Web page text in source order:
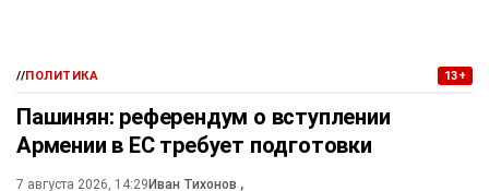
//ПОЛИТИКА 13+
Пашинян: референдум о вступлении
Армении в ЕС требует подготовки
7 августа 2026, 14:29Иван Тихонов ,